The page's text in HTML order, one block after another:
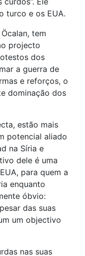
turco e os EUA.
tem
projecto
dos
a guerra de
e reforços, o
dominação dos
estão mais
potencial aliado
na Síria e
dele é uma
para quem a
enquanto
óbvio:
das suas
um objectivo
nas suas